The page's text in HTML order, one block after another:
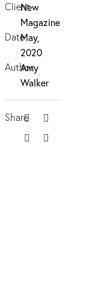
ClientNew
Magazine
DateMay,
2020
Author
Amy
Walker
ShareTwitter-
new
Facebook
Share-Copy